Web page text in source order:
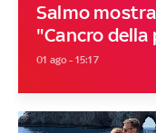
Salmo
"Cancro della
01 ago - 15:17